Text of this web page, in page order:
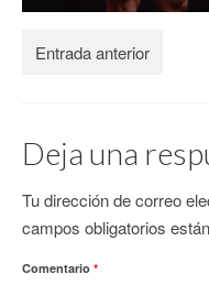
Entrada anterior
Deja una
Tu dirección de correo
campos obligatorios
Comentario *